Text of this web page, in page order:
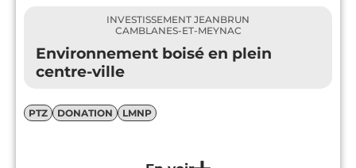
INVESTISSEMENT JEANBRUN
CAMBLANES-ET-MEYNAC
Environnement boisé en plein
centre-ville
PTZ DONATION LMNP